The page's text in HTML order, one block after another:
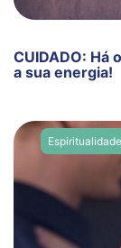
CUIDADO: Há
a sua energia!
Espiritualidade